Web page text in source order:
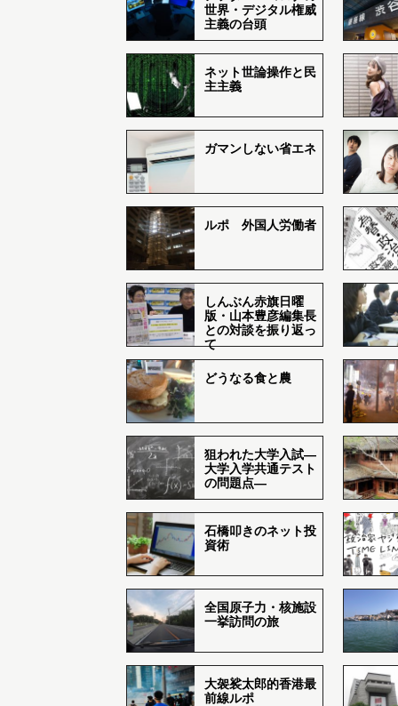
世界・デジタル権威
主義の台頭
ネット世論操作と民
主主義
ガマンしない省エネ
ルポ 外国人労働者
しんぶん赤旗日曜
版・山本豊彦編集長
との対談を振り返っ
て
どうなる食と農
狙われた大学入試―
大学入学共通テスト
の問題点―
石橋叩きのネット投
資術
全国原子力・核施設
一挙訪問の旅
大袈裟太郎的香港最
前線ルポ